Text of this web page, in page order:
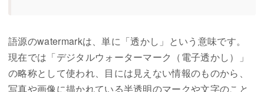
語源のwatermarkは、単に「透かし」という意味です。
現在では「デジタルウォーターマーク（電子透かし）」
の略称として使われ、目には見えない情報のものから、
写真や画像に描かれている半透明のマークや文字のこと